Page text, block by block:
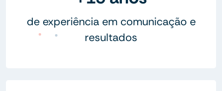
de experiência em comunicação e
resultados